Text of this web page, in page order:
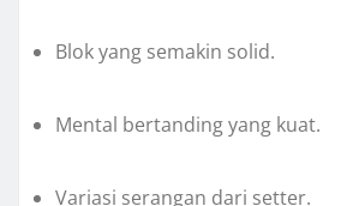
Blok yang semakin solid.
Mental bertanding yang kuat.
Variasi serangan dari setter.